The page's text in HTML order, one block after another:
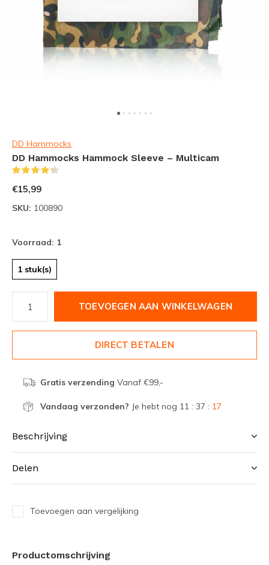
DD Hammocks
DD Hammocks Hammock Sleeve – Multicam
€15,99
SKU: 100890
Voorraad: 1
1 stuk(s)
TOEVOEGEN AAN WINKELWAGEN
DIRECT BETALEN
Gratis verzending Vanaf €99,-
Vandaag verzonden? Je hebt nog 11 : 37 : 17
Beschrijving
Delen
Toevoegen aan vergelijking
Productomschrijving